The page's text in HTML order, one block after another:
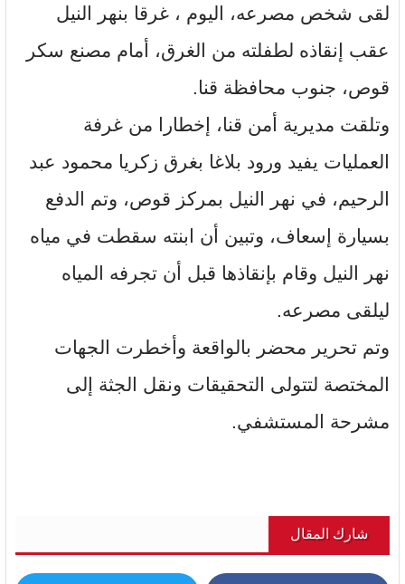
لقى شخص مصرعه، اليوم ، غرقا بنهر النيل
عقب إنقاذه لطفلته من الغرق، أمام مصنع سكر
قوص، جنوب محافظة قنا.
وتلقت مديرية أمن قنا، إخطارا من غرفة
العمليات يفيد ورود بلاغا بغرق زكريا محمود عبد
الرحيم، في نهر النيل بمركز قوص، وتم الدفع
بسيارة إسعاف، وتبين أن ابنته سقطت في مياه
نهر النيل وقام بإنقاذها قبل أن تجرفه المياه
ليلقى مصرعه.
وتم تحرير محضر بالواقعة وأخطرت الجهات
المختصة لتتولى التحقيقات ونقل الجثة إلى
مشرحة المستشفي.
شارك المقال